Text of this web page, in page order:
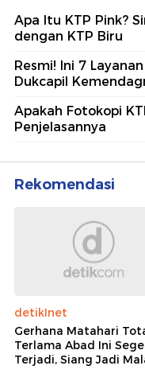
Apa Itu KTP Pink?
dengan KTP Biru
Resmi! Ini 7
Dukcapil
Apakah Fotokopi
Penjelasannya
Rekomendasi
detikInet
Gerhana Matahari
Terlama Abad Ini
Terjadi, Siang Jadi